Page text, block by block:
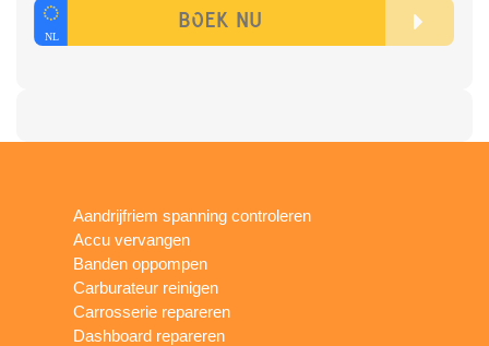
Aandrijfriem spanning controleren
Accu vervangen
Banden oppompen
Carburateur reinigen
Carrosserie repareren
Dashboard repareren